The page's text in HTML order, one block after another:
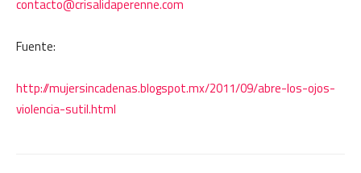
contacto@crisalidaperenne.com
Fuente:
http://mujersincadenas.blogspot.mx/2011/09/abre-los-ojos-
violencia-sutil.html